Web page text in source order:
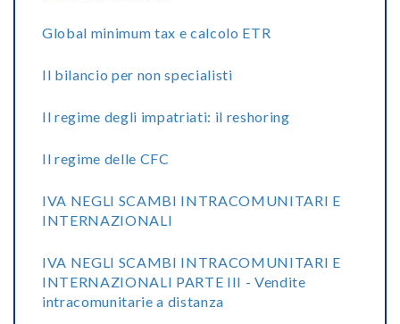
Global minimum tax e calcolo ETR
Il bilancio per non specialisti
Il regime degli impatriati: il reshoring
Il regime delle CFC
IVA NEGLI SCAMBI INTRACOMUNITARI E
INTERNAZIONALI
IVA NEGLI SCAMBI INTRACOMUNITARI E
INTERNAZIONALI PARTE III - Vendite
intracomunitarie a distanza